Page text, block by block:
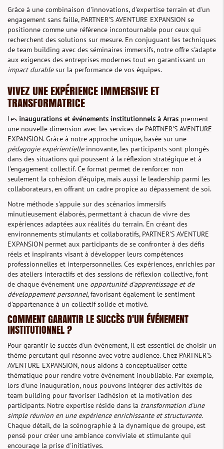
Grâce à une combinaison d'innovations, d'expertise terrain et d'un
engagement sans faille, PARTNER'S AVENTURE EXPANSION se
positionne comme une référence incontournable pour ceux qui
recherchent des solutions sur mesure. En conjuguant les techniques
de team building avec des séminaires immersifs, notre offre s'adapte
aux exigences des entreprises modernes tout en garantissant un
impact durablesur la performance de vos équipes.
VIVEZ UNE EXPÉRIENCE IMMERSIVE ET
TRANSFORMATRICE
Les inaugurations et événements institutionnels à Arras prennent
une nouvelle dimension avec les services de PARTNER'S AVENTURE
EXPANSION. Grâce à notre approche unique, basée sur une
pédagogie expérientielleinnovante, les participants sont plongés
dans des situations qui poussent à la réflexion stratégique et à
l'engagement collectif. Ce format permet de renforcer non
seulement la cohésion d'équipe, mais aussi le leadership parmi les
collaborateurs, en offrant un cadre propice au dépassement de soi.
Notre méthode s'appuie sur des scénarios immersifs
minutieusement élaborés, permettant à chacun de vivre des
expériences adaptées aux réalités du terrain. En créant des
environnements stimulants et collaboratifs, PARTNER'S AVENTURE
EXPANSION permet aux participants de se confronter à des défis
réels et inspirants visant à développer leurs compétences
professionnelles et interpersonnelles. Ces expériences, enrichies par
des ateliers interactifs et des sessions de réflexion collective, font
de chaque événement une opportunité d'apprentissage et de
développement personnel, favorisant également le sentiment
d'appartenance à un collectif solide et motivé.
COMMENT GARANTIR LE SUCCÈS D'UN ÉVÉNEMENT
INSTITUTIONNEL ?
Pour garantir le succès d'un événement, il est essentiel de choisir un
thème percutant qui résonne avec votre audience. Chez PARTNER'S
AVENTURE EXPANSION, nous aidons à conceptualiser cette
thématique pour rendre votre événement inoubliable. Par exemple,
lors d'une inauguration, nous pouvons intégrer des activités de
team building pour favoriser l'adhésion et la motivation des
participants. Notre expertise réside dans la transformation d'une
simple réunion en une expérience enrichissante et structurante.
Chaque détail, de la scénographie à la dynamique de groupe, est
pensé pour créer une ambiance conviviale et stimulante qui
encourage la prise d'initiatives.